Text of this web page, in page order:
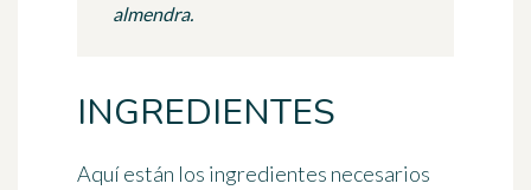
almendra.
INGREDIENTES
Aquí están los ingredientes necesarios